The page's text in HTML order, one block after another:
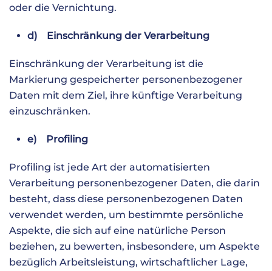
oder die Vernichtung.
d) Einschränkung der Verarbeitung
Einschränkung der Verarbeitung ist die
Markierung gespeicherter personenbezogener
Daten mit dem Ziel, ihre künftige Verarbeitung
einzuschränken.
e) Profiling
Profiling ist jede Art der automatisierten
Verarbeitung personenbezogener Daten, die darin
besteht, dass diese personenbezogenen Daten
verwendet werden, um bestimmte persönliche
Aspekte, die sich auf eine natürliche Person
beziehen, zu bewerten, insbesondere, um Aspekte
bezüglich Arbeitsleistung, wirtschaftlicher Lage,